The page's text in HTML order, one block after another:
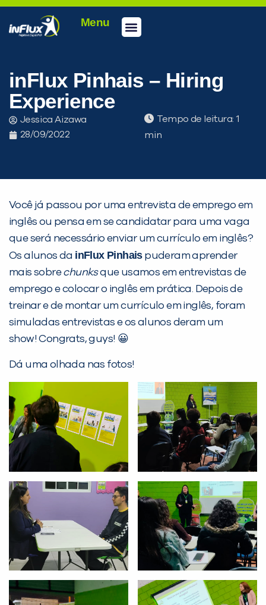
Menu
inFlux Pinhais – Hiring
Experience
Jessica Aizawa
28/09/2022
Tempo de leitura:
Você já passou por uma entrevista de emprego em
inglês ou pensa em se candidatar para uma vaga
que será necessário enviar um currículo em inglês?
Os alunos da inFlux Pinhaispuderam aprender
mais sobrechunksque usamos em entrevistas de
emprego e colocar o inglês em prática. Depois de
treinar e de montar um currículo em inglês, foram
simuladas entrevistas e os alunos deram um
show! Congrats, guys! 😀
Dá uma olhada nas fotos!
PEÇA UMA DEMONSTRAÇÃO DE MÉTODO
Desculpe!
Não encontramos nenhuma unidade
você digitou.
Preencha com seus dados abaixo e
já vamos te colocar em contato
com a